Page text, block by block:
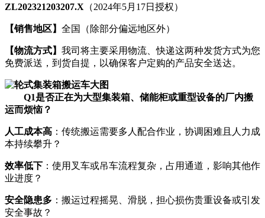
ZL202321203207.X （2024年5月17日授权）
【销售地区】 全国（除部分偏远地区外）
【物流方式】 我司将主要采用物流、快递这两种发货方式为您
免费派送，到货自提，以确保客户定购的产品安全送达。
Q1是否正在为大型集装箱、储能柜或重型设备的厂内搬
运而烦恼？
人工成本高 ：传统搬运需要多人配合作业，协调困难且人力成
本持续攀升？
效率低下 ：使用叉车或吊车流程复杂，占用通道，影响其他作
业进度？
安全隐患多 ：搬运过程摇晃、滑脱，担心损伤贵重设备或引发
安全事故？